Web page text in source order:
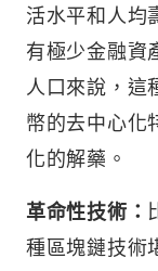
活水平和人均
有極少金融資
人口來說，這
幣的去中心化
化的解藥。
革命性技術：
種區塊鏈技術